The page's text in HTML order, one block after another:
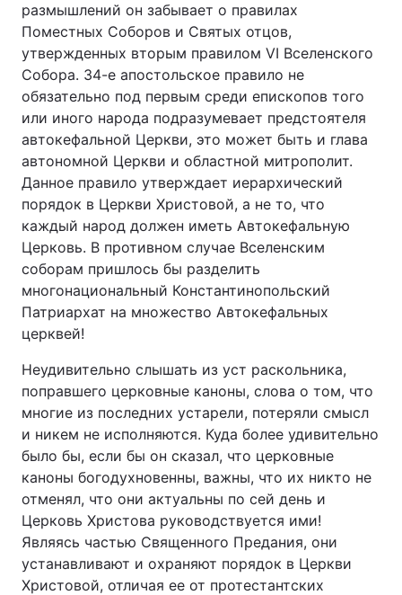
размышлений он забывает о правилах
Поместных Соборов и Святых отцов,
утвержденных вторым правилом VI Вселенского
Собора. 34-е апостольское правило не
обязательно под первым среди епископов того
или иного народа подразумевает предстоятеля
автокефальной Церкви, это может быть и глава
автономной Церкви и областной митрополит.
Данное правило утверждает иерархический
порядок в Церкви Христовой, а не то, что
каждый народ должен иметь Автокефальную
Церковь. В противном случае Вселенским
соборам пришлось бы разделить
многонациональный Константинопольский
Патриархат на множество Автокефальных
церквей!
Неудивительно слышать из уст раскольника,
поправшего церковные каноны, слова о том, что
многие из последних устарели, потеряли смысл
и никем не исполняются. Куда более удивительно
было бы, если бы он сказал, что церковные
каноны богодухновенны, важны, что их никто не
отменял, что они актуальны по сей день и
Церковь Христова руководствуется ими!
Являясь частью Священного Предания, они
устанавливают и охраняют порядок в Церкви
Христовой, отличая ее от протестантских